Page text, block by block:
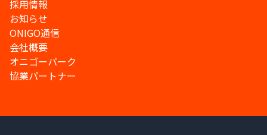
採用情報
お知らせ
ONIGO通信
会社概要
オニゴーパーク
協業パートナー